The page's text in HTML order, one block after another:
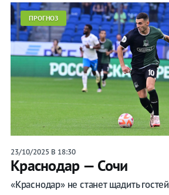
ПРОГНОЗ
23/10/2025 В 18:30
Краснодар — Сочи
«Краснодар» не станет щадить гостей